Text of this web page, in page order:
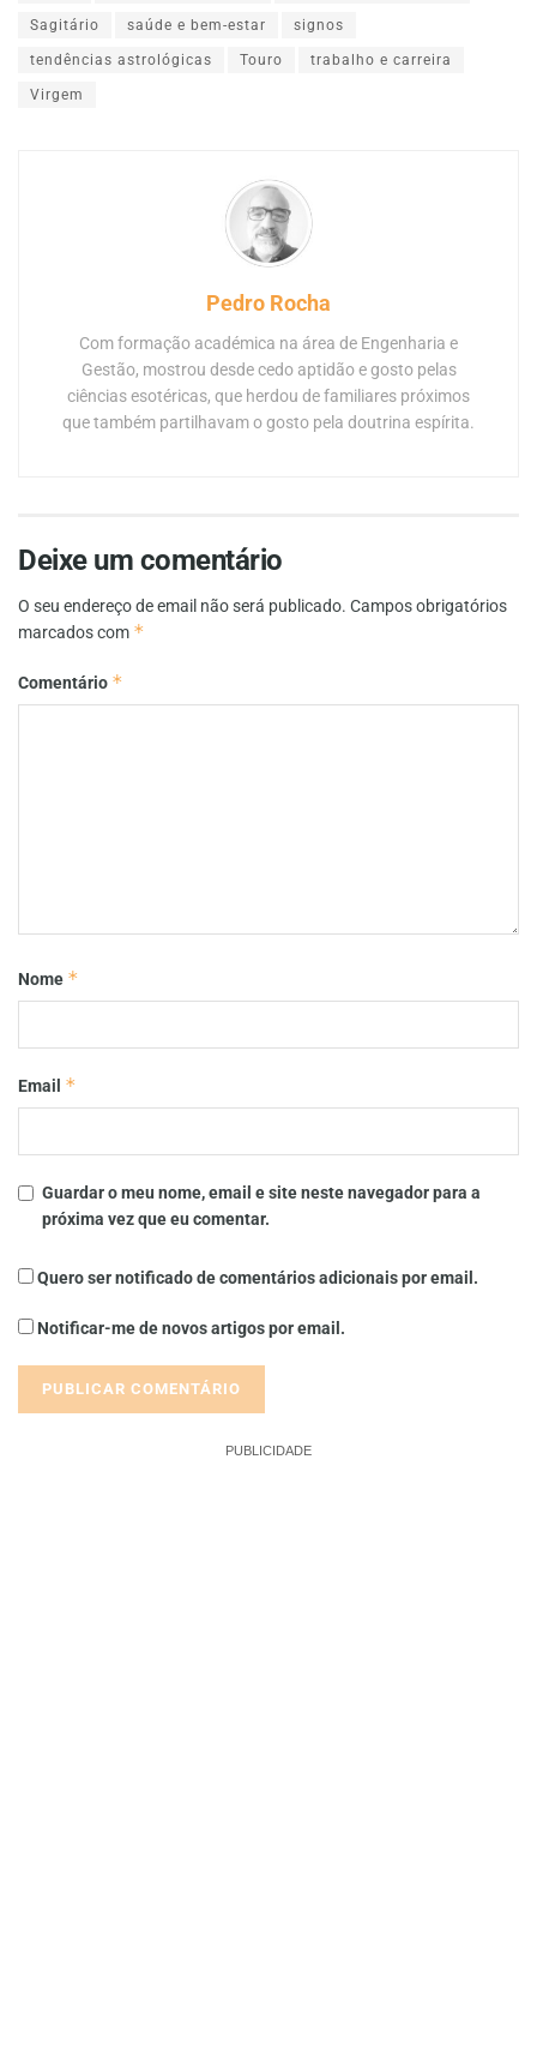
Sagitário saúde e bem-estar signos
tendências astrológicas Touro trabalho e carreira
Virgem
Pedro Rocha
Com formação académica na área de Engenharia e
Gestão, mostrou desde cedo aptidão e gosto pelas
ciências esotéricas, que herdou de familiares próximos
que também partilhavam o gosto pela doutrina espírita.
Deixe um comentário
O seu endereço de email não será publicado. Campos obrigatórios
marcados com *
Comentário *
Nome *
Email *
Guardar o meu nome, email e site neste navegador para a
próxima vez que eu comentar.
Quero ser notificado de comentários adicionais por email.
Notificar-me de novos artigos por email.
PUBLICIDADE